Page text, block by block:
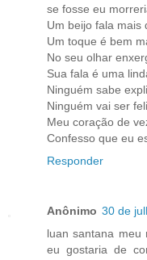
se fosse eu
Um beijo fala mais
Um toque é bem
No seu olhar
Sua fala é uma
Ninguém sabe
Ninguém vai ser
Meu coração de
Confesso que eu
Responder
Anônimo 30 de
luan santana meu
eu gostaria de